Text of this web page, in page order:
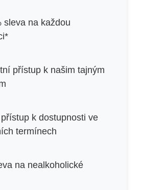
sleva na každou
přístup k našim tajným
k dostupnosti ve
termínech
na nealkoholické